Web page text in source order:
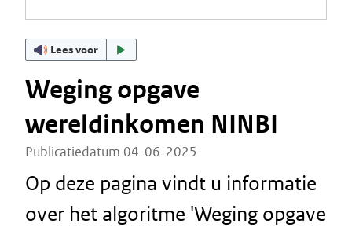
Lees voor
Weging opgave
wereldinkomen NINBI
Publicatiedatum 04-06-2025
Op deze pagina vindt u informatie
over het algoritme 'Weging opgave